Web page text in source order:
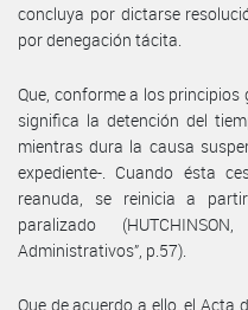
concluya por dictarse
por denegación tácita.
Que, conforme a los principios
significa la detención del
mientras dura la causa
expediente-. Cuando ésta
reanuda, se reinicia a
paralizado
Administrativos”, p.57).
Que de acuerdo a ello, el